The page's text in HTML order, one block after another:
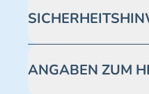
ANGABEN ZUM